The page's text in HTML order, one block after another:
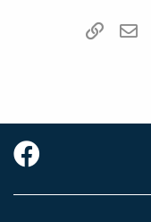
WhatsAppדואר אלקטרוני